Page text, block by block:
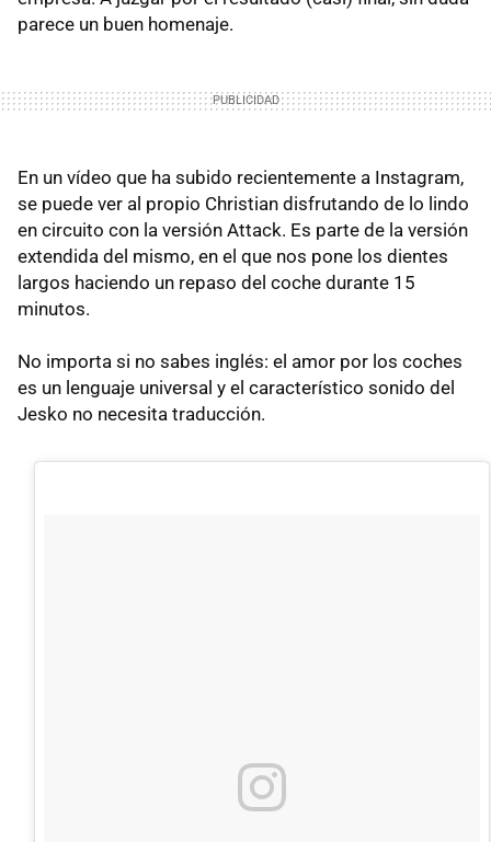
parece un buen homenaje.
En un vídeo que ha subido recientemente a Instagram,
se puede ver al propio Christian disfrutando de lo lindo
en circuito con la versión Attack. Es parte de la versión
extendida del mismo, en el que nos pone los dientes
largos haciendo un repaso del coche durante 15
minutos.
No importa si no sabes inglés: el amor por los coches
es un lenguaje universal y el característico sonido del
Jesko no necesita traducción.